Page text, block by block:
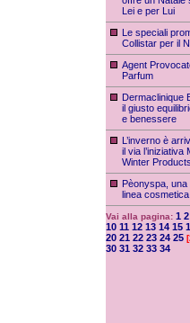
Lei e per Lui
Le speciali
Collistar per il
Agent
Parfum
Dermaclinique
il giusto
e benessere
L’inverno è
il via l’iniziativa
Winter Products
Pèonyspa,
linea cosmetica
Vai alla pagina: 1 2
10 11 12 13 14 15
20 21 22 23 24 25
30 31 32 33 34